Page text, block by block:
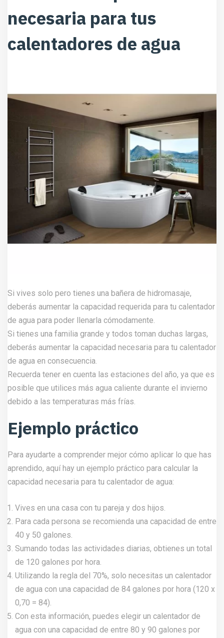
necesaria para tus
calentadores de agua
Si vives solo pero tienes una bañera de hidromasaje,
deberás aumentar la capacidad requerida para tu calentador
de agua para poder llenarla cómodamente.
Si tienes una familia grande y todos toman duchas largas,
deberás aumentar la capacidad necesaria para tu calentador
de agua en consecuencia.
Recuerda tener en cuenta las estaciones del año, ya que es
posible que utilices más agua caliente durante el invierno
debido a las temperaturas más frías.
Ejemplo práctico
Para ayudarte a comprender mejor cómo aplicar lo que has
aprendido, aquí hay un ejemplo práctico para calcular la
capacidad necesaria para tu calentador de agua:
Vives en una casa con tu pareja y dos hijos.
Para cada persona se recomienda una capacidad de entre
40 y 50 galones.
Sumando todas las actividades diarias, obtienes un total
de 120 galones por hora.
Utilizando la regla del 70%, solo necesitas un calentador
de agua con una capacidad de 84 galones por hora (120 x
0,70 = 84).
Con esta información, puedes elegir un calentador de
agua con una capacidad de entre 80 y 90 galones por